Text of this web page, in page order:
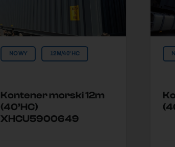
NOWY 12M/40'HC
Kontener morski 12m
(40’HC)
XHCU5900649